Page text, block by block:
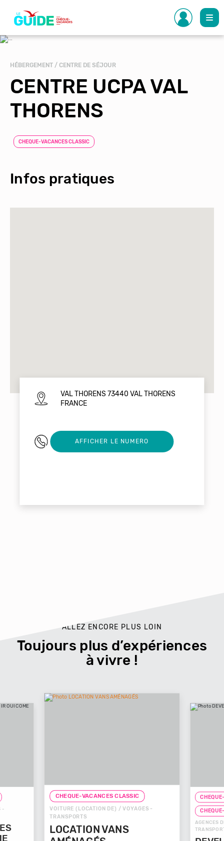
contenu
principal
HÉBERGEMENT / CENTRE DE SÉJOUR
CENTRE UCPA VAL
THORENS
CHEQUE-VACANCES CLASSIC
Infos pratiques
VAL THORENS 73440 VAL THORENS
FRANCE
04 79 00 01 39
AFFICHER LE NUMERO
ALLEZ ENCORE PLUS LOIN
Toujours plus d’expériences
à vivre !
-
CHEQUE-VACANCES CLASSIC
VOITURE (LOCATION DE) / VOYAGES -
TRANSPORTS
LOCATION VANS
AGENCES